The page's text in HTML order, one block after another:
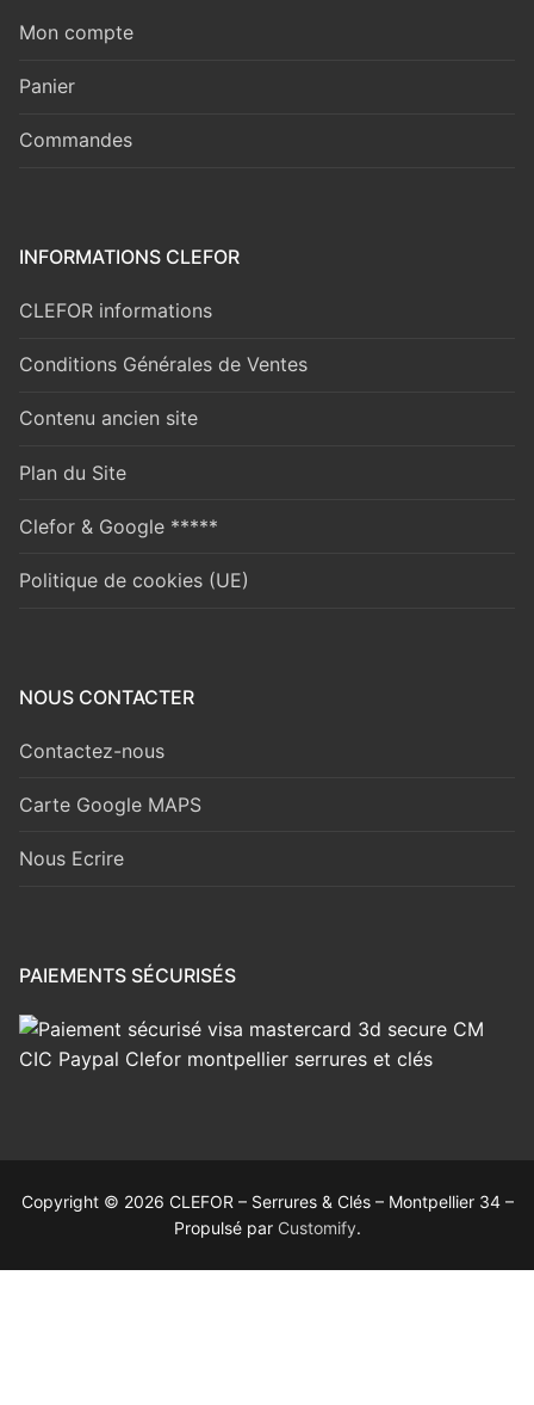
Mon compte
Panier
Commandes
INFORMATIONS CLEFOR
CLEFOR informations
Conditions Générales de Ventes
Contenu ancien site
Plan du Site
Clefor & Google *****
Politique de cookies (UE)
NOUS CONTACTER
Contactez-nous
Carte Google MAPS
Nous Ecrire
PAIEMENTS SÉCURISÉS
Copyright © 2026 CLEFOR – Serrures & Clés – Montpellier 34 –
Propulsé par Customify.